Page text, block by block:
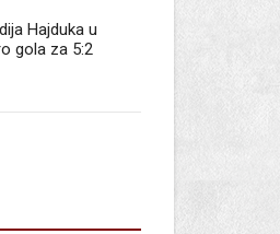
Hajduka u
gola za 5:2